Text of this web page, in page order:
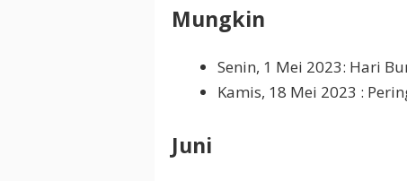
Mungkin
Senin, 1 Mei 2023: Hari
Kamis, 18 Mei 2023 :
Juni